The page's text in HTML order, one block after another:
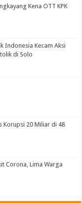
Kena OTT KPK
Indonesia Kecam Aksi
di Solo
Korupsi 20 Miliar di 48
Corona, Lima Warga